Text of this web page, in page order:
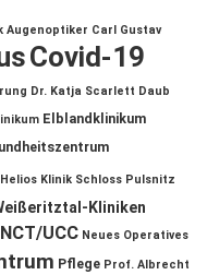
Augenoptiker Carl Gustav
Covid-19
Dr. Katja Scarlett Daub
Elblandklinikum
Helios Klinik Schloss Pulsnitz
Kliniken
NCT/UCC Neues Operatives
Pflege Prof. Albrecht